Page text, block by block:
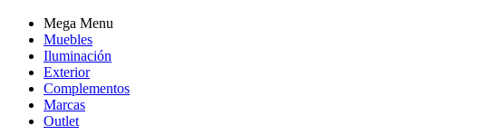
Mega Menu
Muebles
Iluminación
Exterior
Complementos
Marcas
Outlet